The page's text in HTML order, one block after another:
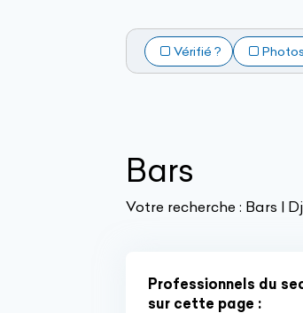
Vérifié ?
Bars
Votre recherche : Bars |
Professionnels du
sur cette page :